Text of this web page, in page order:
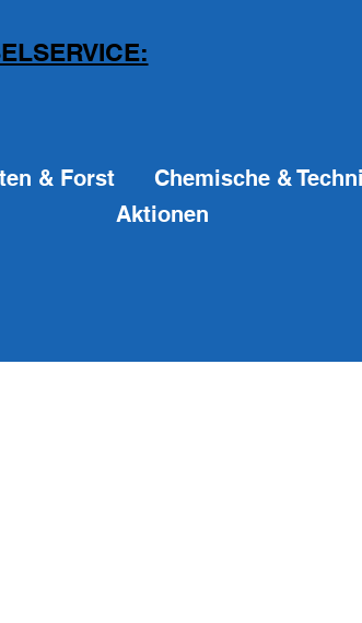
& Forst
Chemische &
Aktionen